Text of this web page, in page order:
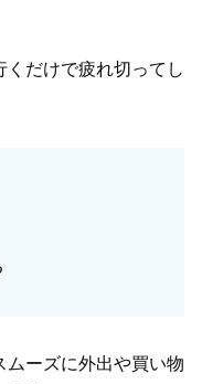
だけで疲れ切ってし
ーズに外出や買い物